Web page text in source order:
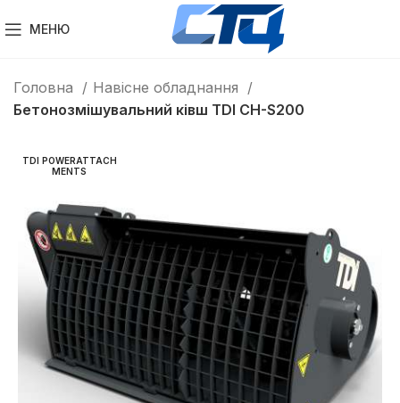
МЕНЮ
Головна
Навісне обладнання
Бетонозмішувальний ківш TDI CH-S200
TDI POWERATTACH
MENTS